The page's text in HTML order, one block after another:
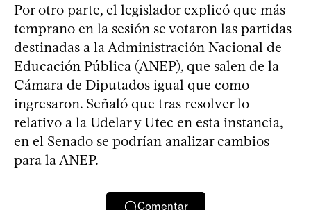
Por otro parte, el legislador explicó que más
temprano en la sesión se votaron las partidas
destinadas a la Administración Nacional de
Educación Pública (ANEP), que salen de la
Cámara de Diputados igual que como
ingresaron. Señaló que tras resolver lo
relativo a la Udelar y Utec en esta instancia,
en el Senado se podrían analizar cambios
para la ANEP.
Comentar